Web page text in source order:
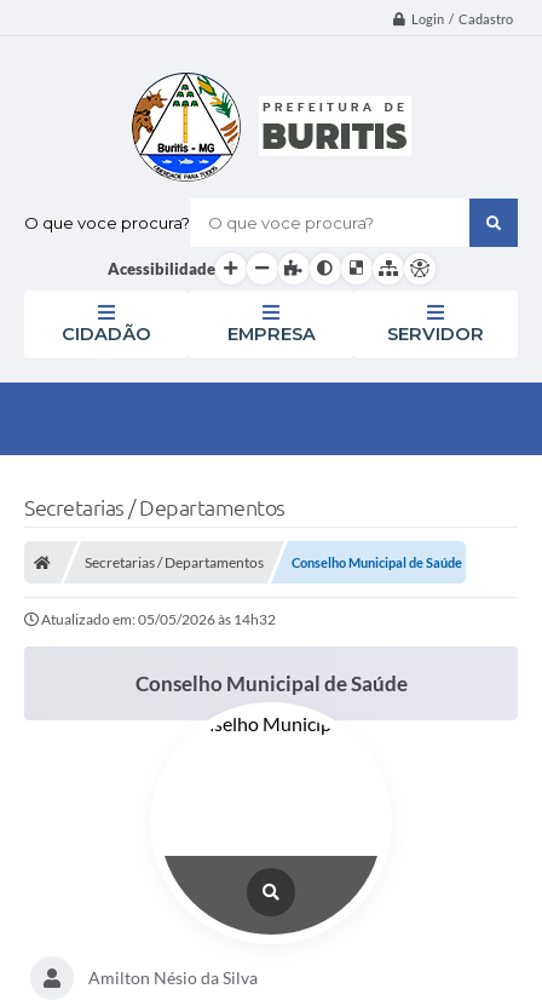
Login / Cadastro
O que voce procura?
Acessibilidade
CIDADÃO EMPRESA SERVIDOR
Secretarias / Departamentos
Secretarias / Departamentos Conselho Municipal de Saúde
Atualizado em: 05/05/2026 às 14h32
Conselho Municipal de Saúde
Amilton Nésio da Silva